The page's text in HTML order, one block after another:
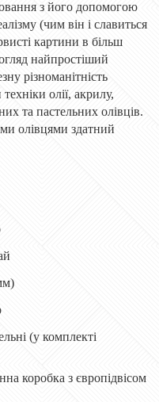
з його допомогою
(чим він і славиться
картини в більш
найпростіший
різноманітність
олії, акрилу,
та пастельних олівців.
олівцями здатний
комплекті
з європідвісом